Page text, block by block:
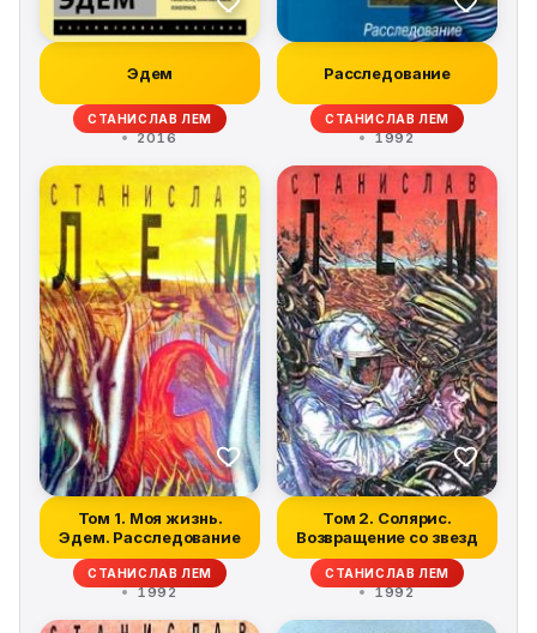
Эдем
СТАНИСЛАВ ЛЕМ
2016
Расследование
СТАНИСЛАВ ЛЕМ
1992
Том 1. Моя жизнь.
Эдем. Расследование
СТАНИСЛАВ ЛЕМ
1992
Том 2. Солярис.
Возвращение со звезд
СТАНИСЛАВ ЛЕМ
1992